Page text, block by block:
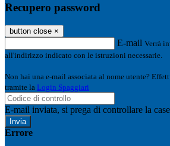
Recupero password
button close ×
E-mail Verrà
all'indirizzo indicato con le istruzioni necessarie.
Non hai una e-mail associata al nome utente?
tramite la Login Spaggiari
E-mail inviata, si prega di controllare la
Errore